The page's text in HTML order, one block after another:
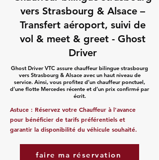
vers Strasbourg & Alsace –
Transfert aéroport, suivi de
vol & meet & greet - Ghost
Driver
Ghost Driver VTC assure chauffeur bilingue strasbourg
vers Strasbourg & Alsace avec un haut niveau de
service. Ainsi, vous profitez d’un chauffeur ponctuel,
d’une flotte Mercedes récente et d’un prix confirmé par
écrit.
Astuce : Réservez votre Chauffeur à l'avance
pour bénéficier de tarifs préférentiels et
garantir la disponibilité du véhicule souhaité.
faire ma réservation